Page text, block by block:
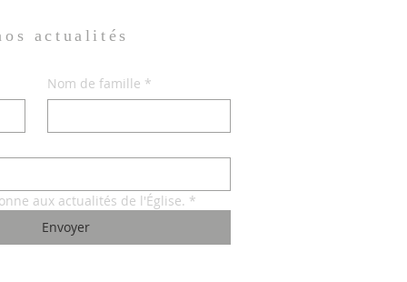
actualités
Nom de famille *
aux actualités de l'Église. *
Envoyer